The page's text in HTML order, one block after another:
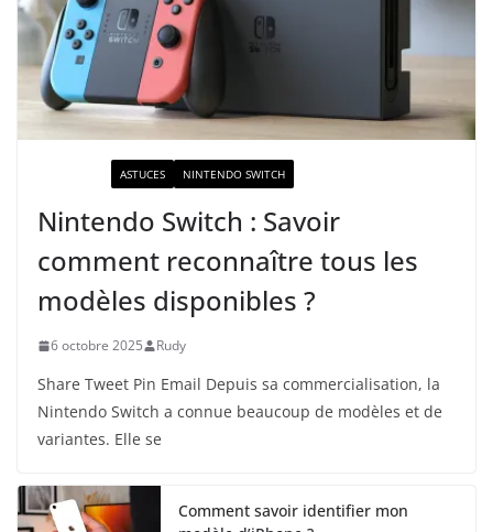
ASTUCES NINTENDO SWITCH
Nintendo Switch : Savoir
comment reconnaître tous les
modèles disponibles ?
6 octobre 2025 Rudy
Share Tweet Pin Email Depuis sa commercialisation, la
Nintendo Switch a connue beaucoup de modèles et de
variantes. Elle se
Comment savoir identifier mon